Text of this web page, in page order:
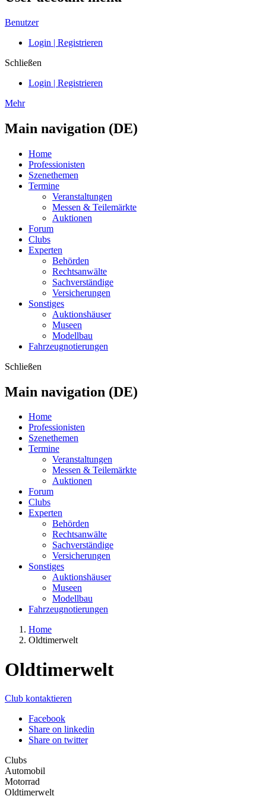
Benutzer
Login | Registrieren
Schließen
Login | Registrieren
Mehr
Main navigation (DE)
Home
Professionisten
Szenethemen
Termine
Veranstaltungen
Messen & Teilemärkte
Auktionen
Forum
Clubs
Experten
Behörden
Rechtsanwälte
Sachverständige
Versicherungen
Sonstiges
Auktionshäuser
Museen
Modellbau
Fahrzeugnotierungen
Schließen
Main navigation (DE)
Home
Professionisten
Szenethemen
Termine
Veranstaltungen
Messen & Teilemärkte
Auktionen
Forum
Clubs
Experten
Behörden
Rechtsanwälte
Sachverständige
Versicherungen
Sonstiges
Auktionshäuser
Museen
Modellbau
Fahrzeugnotierungen
Home
Oldtimerwelt
Oldtimerwelt
Club kontaktieren
Facebook
Share on linkedin
Share on twitter
Clubs
Automobil
Motorrad
Oldtimerwelt